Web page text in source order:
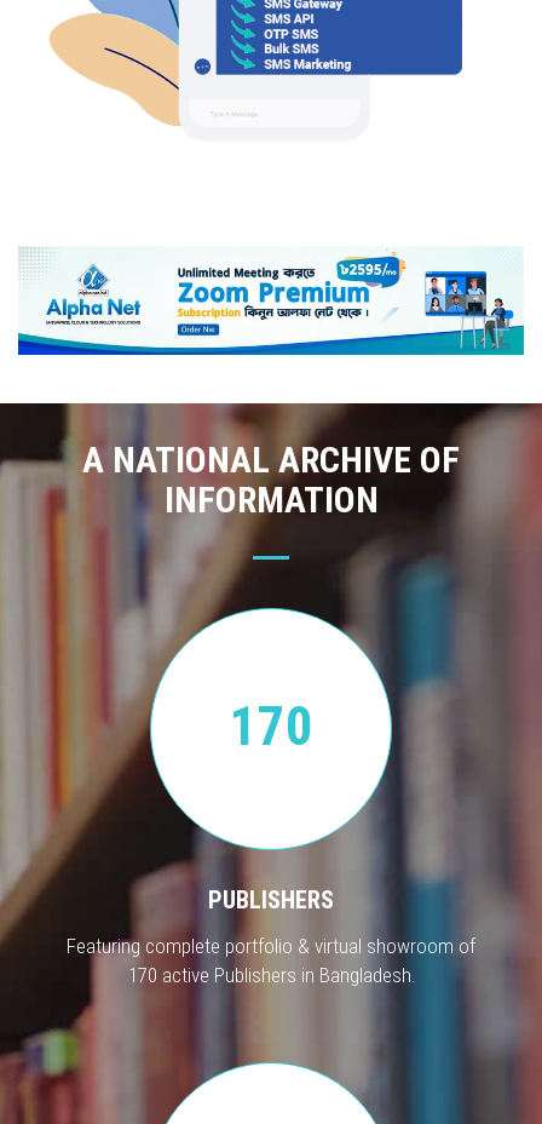
A NATIONAL ARCHIVE OF
INFORMATION
170
PUBLISHERS
Featuring complete portfolio & virtual showroom of
170 active Publishers in Bangladesh.